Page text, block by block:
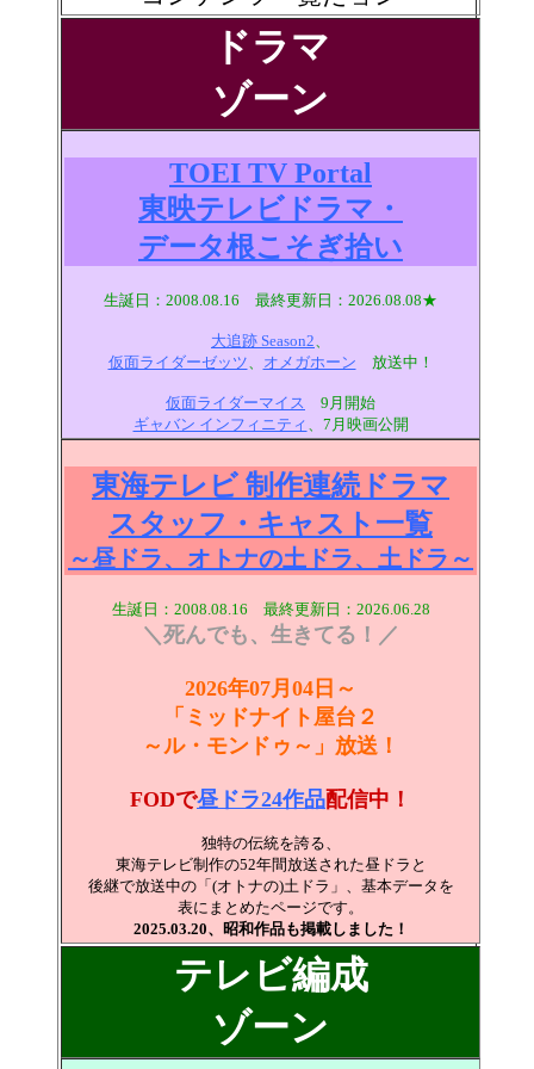
ドラマ
ゾーン
TOEI TV Portal
東映テレビドラマ・
データ根こそぎ拾い
生誕日：2008.08.16 最終更新日：2026.08.08★
大追跡 Season2
仮面ライダーゼッツ
オメガホーン 放送中！
仮面ライダーマイス
9月開始
ギャバン インフィニティ 、7月映画公開
東海テレビ 制作連続ドラマ
スタッフ・キャスト一覧
～昼ドラ、オトナの土ドラ、土ドラ～
生誕日：2008.08.16 最終更新日：2026.06.28
＼死んでも、生きてる！／
2026年07月04日～
「ミッドナイト屋台２
～ル・モンドゥ～」放送！
FODで昼ドラ24作品配信中！
独特の伝統を誇る、
東海テレビ制作の52年間放送された昼ドラと
後継で放送中の「(オトナの)土ドラ」、基本データを
表にまとめたページです。
2025.03.20、昭和作品も掲載しました！
テレビ編成
ゾーン